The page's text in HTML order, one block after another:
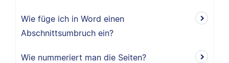
Wie füge ich in Word einen
Abschnittsumbruch ein?
Wie nummeriert man die Seiten?